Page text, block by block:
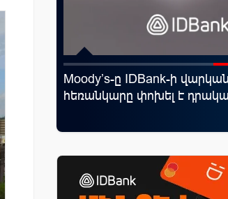
Moody’s-ը IDBank-ի
հեռանկարը փոխել է